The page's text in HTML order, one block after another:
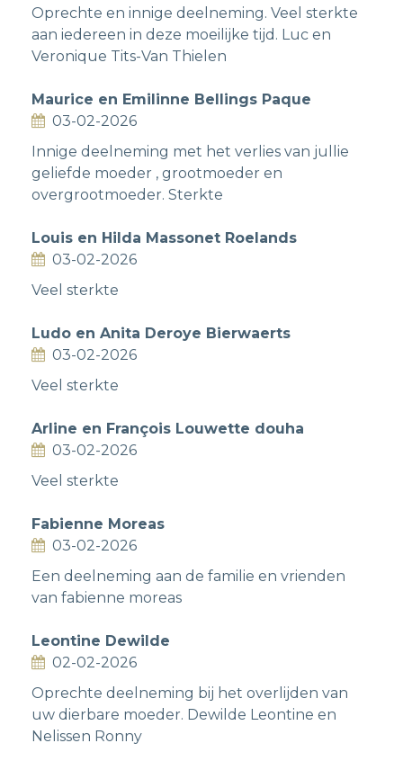
Oprechte en innige deelneming. Veel sterkte
aan iedereen in deze moeilijke tijd. Luc en
Veronique Tits-Van Thielen
Maurice en Emilinne Bellings Paque
03-02-2026
Innige deelneming met het verlies van jullie
geliefde moeder , grootmoeder en
overgrootmoeder. Sterkte
Louis en Hilda Massonet Roelands
03-02-2026
Veel sterkte
Ludo en Anita Deroye Bierwaerts
03-02-2026
Veel sterkte
Arline en François Louwette douha
03-02-2026
Veel sterkte
Fabienne Moreas
03-02-2026
Een deelneming aan de familie en vrienden
van fabienne moreas
Leontine Dewilde
02-02-2026
Oprechte deelneming bij het overlijden van
uw dierbare moeder. Dewilde Leontine en
Nelissen Ronny